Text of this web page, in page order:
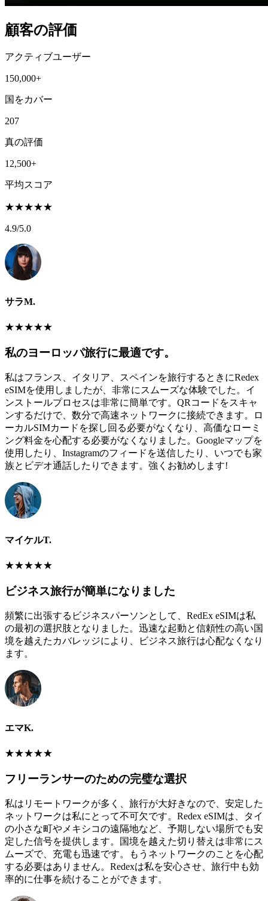
顧客の評価
アクティブユーザー
150,000+
国をカバー
207
真の評価
12,500+
平均スコア
★★★★★
4.9/5.0
サラM.
★★★★★
私のヨーロッパ旅行に最適です。
私はフランス、イタリア、スペインを旅行するときにRedex
eSIMを使用しましたが、非常にスムーズな体験でした。イ
ンストールプロセスは非常に簡単です。QRコードをスキャ
ンするだけで、数分で高速ネットワークに接続できます。ロ
ーカルSIMカードを探し回る必要がなくなり、高価なローミ
ング料金を心配する必要がなくなりました。Googleマップを
使用したり、Instagramのフィードを送信したり、いつでも家
族とビデオ通話したりできます。強くお勧めします!
マイケルT.
★★★★★
ビジネス旅行が簡単になりました
頻繁に出張するビジネスパーソンとして、RedEx eSIMは私
の最初の選択肢となりました。迅速な起動と信頼性の高い国
境を越えたカバレッジにより、ビジネス旅行は心配なくなり
ます。
エマK.
★★★★★
フリーランサーのための完璧な選択
私はリモートワークが多く、旅行が大好きなので、安定した
ネットワークは私にとって不可欠です。Redex eSIMは、タイ
の小さな町やメキシコの遠隔地など、予期しない場所でも安
定した信号を提供します。国境を越えた切り替えは非常にス
ムーズで、充電も迅速です。もうネットワークのことを心配
する必要はありません。Redexは私を安心させ、旅行中も効
率的に仕事を続けることができます。